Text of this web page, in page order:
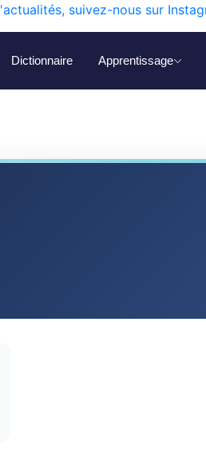
suivez-nous sur
Dictionnaire Apprentissage